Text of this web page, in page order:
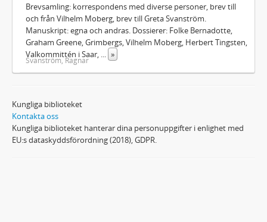
Brevsamling: korrespondens med diverse personer, brev till
och från Vilhelm Moberg, brev till Greta Svanström.
Manuskript: egna och andras. Dossierer: Folke Bernadotte,
Graham Greene, Grimbergs, Vilhelm Moberg, Herbert Tingsten,
Valkommittén i Saar,
»
Svanström, Ragnar
Kungliga biblioteket
Kontakta oss
Kungliga biblioteket hanterar dina personuppgifter i enlighet med
EU:s dataskyddsförordning (2018), GDPR.